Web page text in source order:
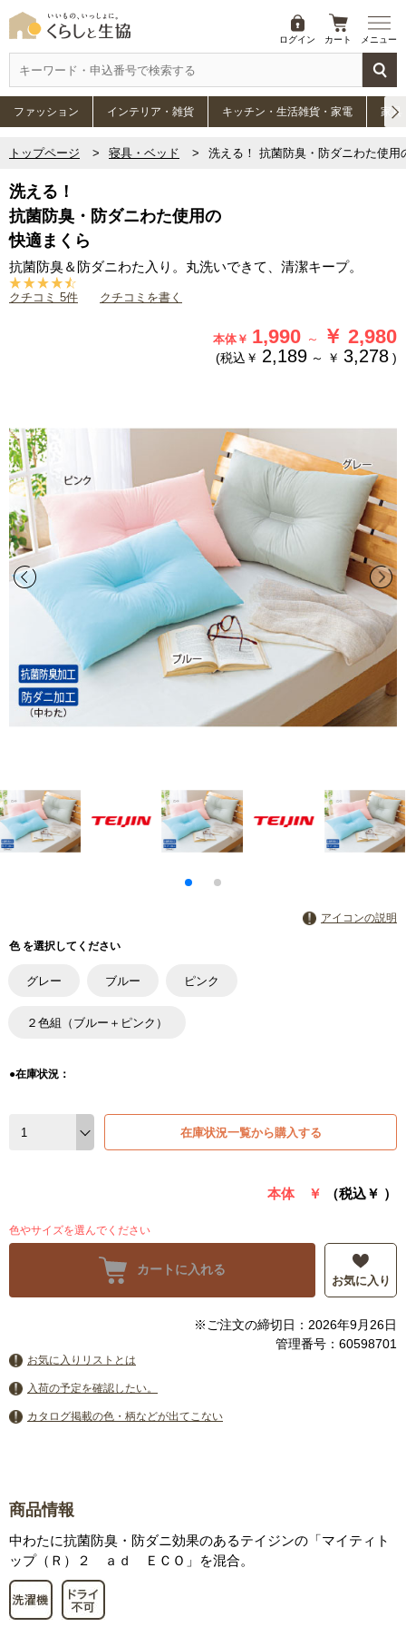
ログイン カート メニュー
ファッション インテリア・雑貨 キッチン・生活雑貨・家電 家具
トップページ 寝具・ベッド 洗える！ 抗菌防臭・防ダニわた使用
洗える！
抗菌防臭・防ダニわた使用の
快適まくら
抗菌防臭＆防ダニわた入り。丸洗いできて、清潔キープ。
クチコミ 5件 クチコミを書く
本体￥ 1,990 ～ ￥ 2,980
(税込￥ 2,189 ～ ￥ 3,278 )
アイコンの説明
色 を選択してください
グレー ブルー ピンク
２色組（ブルー＋ピンク）
●在庫状況：
在庫状況一覧から購入する
本体 ￥ （税込￥ ）
色やサイズを選んでください
カートに入れる
お気に入り
※ご注文の締切日：2026年9月26日
管理番号：60598701
お気に入りリストとは
入荷の予定を確認したい。
カタログ掲載の色・柄などが出てこない
商品情報
中わたに抗菌防臭・防ダニ効果のあるテイジンの「マイティト
ップ（Ｒ）２ ａｄ ＥＣＯ」を混合。